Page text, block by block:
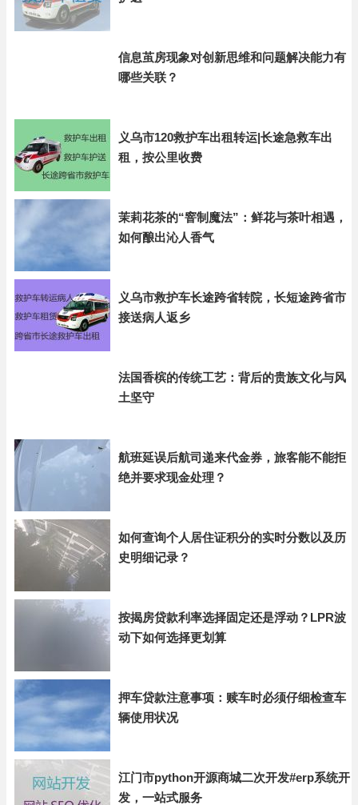
信息茧房现象对创新思维和问题解决能力有
哪些关联？
义乌市120救护车出租转运|长途急救车出
租，按公里收费
茉莉花茶的“窨制魔法”：鲜花与茶叶相遇，
如何酿出沁人香气
义乌市救护车长途跨省转院，长短途跨省市
接送病人返乡
法国香槟的传统工艺：背后的贵族文化与风
土坚守
航班延误后航司递来代金券，旅客能不能拒
绝并要求现金处理？
如何查询个人居住证积分的实时分数以及历
史明细记录？
按揭房贷款利率选择固定还是浮动？LPR波
动下如何选择更划算
押车贷款注意事项：赎车时必须仔细检查车
辆使用状况
江门市python开源商城二次开发#erp系统开
发，一站式服务